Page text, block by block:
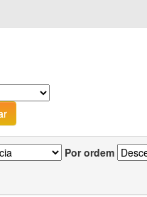
Por ordem